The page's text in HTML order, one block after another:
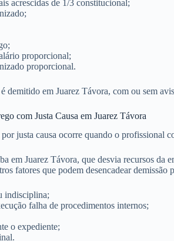
acrescidas de 1/3 constitucional;
proporcional;
proporcional.
demitido em Juarez Távora, com ou sem
com Justa Causa em Juarez Távora
justa causa ocorre quando o profissional
em Juarez Távora, que desvia recursos da
fatores que podem desencadear demissão
indisciplina;
falha de procedimentos internos;
o expediente;